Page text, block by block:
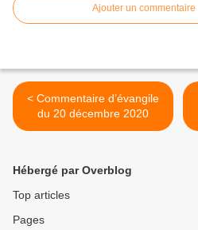
Ajouter un commentaire
< Commentaire d’évangile
du 20 décembre 2020
Hébergé par Overblog
Top articles
Pages